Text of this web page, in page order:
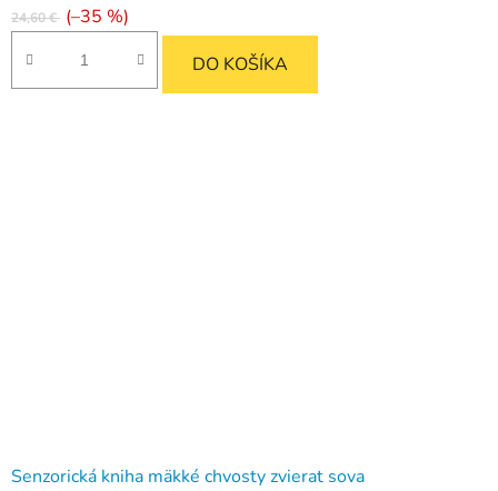
24,60 € (–35 %)
DO KOŠÍKA
Senzorická kniha mäkké chvosty zvierat sova